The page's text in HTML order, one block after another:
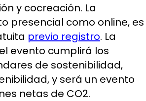
y cocreación. La
presencial como online, es
previo registro. La
evento cumplirá los
de sostenibilidad,
y será un evento
netas de CO2.